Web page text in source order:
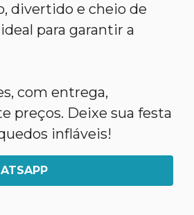
divertido e cheio de
para garantir a
com entrega,
preços. Deixe sua festa
infláveis!